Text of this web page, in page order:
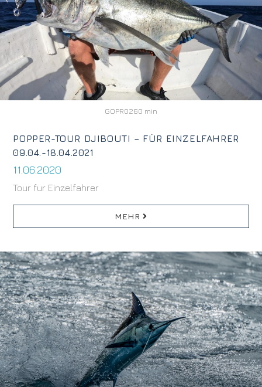
POPPER-TOUR DJIBOUTI – FÜR EINZELFAHRER
09.04.-18.04.2021
11.06.2020
Tour für Einzelfahrer
MEHR
GOPR0260 min